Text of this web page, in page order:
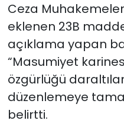
Ceza
eklenen 23B
açıklama yapan
“Masumiyet
özgürlüğü
düzenlemeye
belirtti.